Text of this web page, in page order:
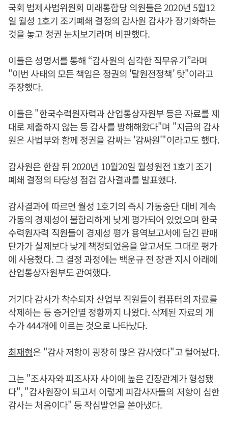
국회 법제사법위원회 미래통합당 의원들은 2020년 5월12
일 월성 1호기 조기폐쇄 결정의 감사원 감사가 장기화하는
것을 놓고 정권 눈치보기라며 비판했다.
이들은 성명서를 통해 “감사원의 심각한 직무유기”라며
"이번 사태의 모든 책임은 정권의 '탈원전정책' 탓"이라고
주장했다.
이들은 "한국수력원자력과 산업통상자원부 등은 자료를 제
대로 제출하지 않는 등 감사를 방해해왔다"며 "지금의 감사
원은 사법부와 함께 정권을 감싸는 '감싸원'"이라고도 했다.
감사원은 한참 뒤 2020년 10월20일 월성원전 1호기 조기
폐쇄 결정의 타당성 점검 감사결과를 발표했다.
감사결과에 따르면 월성 1호기의 즉시 가동중단 대비 계속
가동의 경제성이 불합리하게 낮게 평가되어 있었으며 한국
수력원자력 직원들이 경제성 평가 용역보고서에 담긴 판매
단가가 실제보다 낮게 책정되었음을 알고서도 그대로 평가
에 사용했다. 그 결정 과정에는 백운규 전 장관 지시 아래에
산업통상자원부도 관여했다.
거기다 감사가 착수되자 산업부 직원들이 컴퓨터의 자료를
삭제하는 등 증거인멸 정황까지 나왔다. 삭제된 자료의 개
수가 444개에 이르는 것으로 나타났다.
최재형은 "감사 저항이 굉장히 많은 감사였다"고 털어놨다.
그는 "조사자와 피조사자 사이에 높은 긴장관계가 형성됐
다", "감사원장이 되고서 이렇게 피감사자들의 저항이 심한
감사는 처음이다" 등 작심발언을 쏟아냈다.